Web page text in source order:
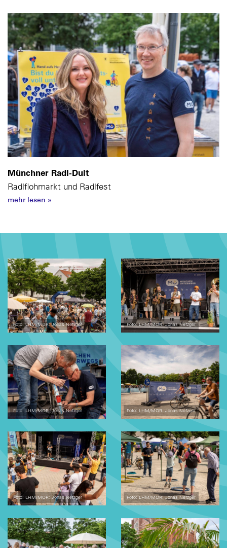
Münchner Radl-Dult
Radlflohmarkt und Radlfest
mehr lesen »
Foto: LHM/MOR: Jonas Nefzger Foto: LHM/MOR: Jonas Nefzger
Foto: LHM/MOR: Jonas Nefzger Foto: LHM/MOR: Jonas Nefzger
Foto: LHM/MOR: Jonas Nefzger Foto: LHM/MOR: Jonas Nefzger